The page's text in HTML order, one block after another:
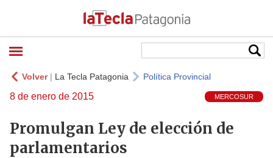
Volver| La Tecla Patagonia Política Provincial
8 de enero de 2015 MERCOSUR
Promulgan Ley de elección de
parlamentarios